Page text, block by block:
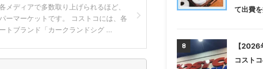
メディアで多数取り上げられるほど、
ーマーケットです。 コストコには、各
トブランド「カークランドシグ ...
て出費
8
【2026
コスト